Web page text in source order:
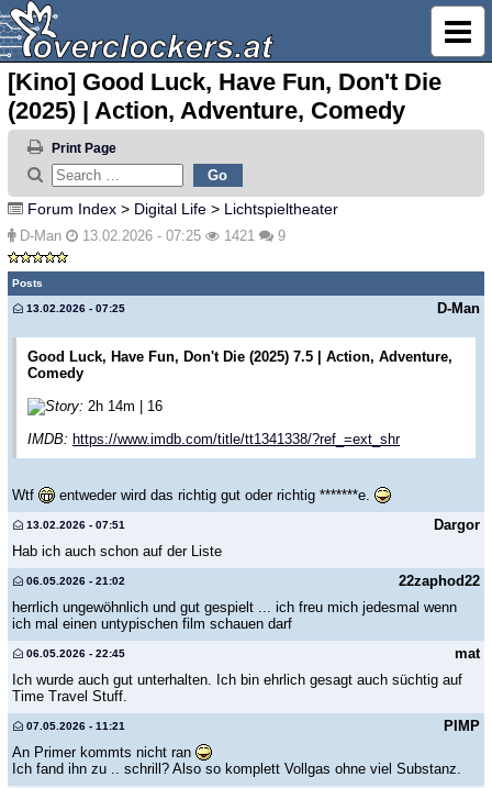
[Kino] Good Luck, Have Fun, Don't Die
(2025) | Action, Adventure, Comedy
Print Page
Forum Index > Digital Life > Lichtspieltheater
D-Man 13.02.2026 - 07:25 1421 9
Posts
D-Man
13.02.2026 - 07:25
Good Luck, Have Fun, Don't Die (2025) 7.5 | Action, Adventure,
Comedy
Story: 2h 14m | 16
IMDB: https://www.imdb.com/title/tt1341338/?ref_=ext_shr
Wtf
entweder wird das richtig gut oder richtig *******e.
Dargor
13.02.2026 - 07:51
Hab ich auch schon auf der Liste
22zaphod22
06.05.2026 - 21:02
herrlich ungewöhnlich und gut gespielt ... ich freu mich jedesmal wenn
ich mal einen untypischen film schauen darf
mat
06.05.2026 - 22:45
Ich wurde auch gut unterhalten. Ich bin ehrlich gesagt auch süchtig auf
Time Travel Stuff.
PIMP
07.05.2026 - 11:21
An Primer kommts nicht ran
Ich fand ihn zu .. schrill? Also so komplett Vollgas ohne viel Substanz.